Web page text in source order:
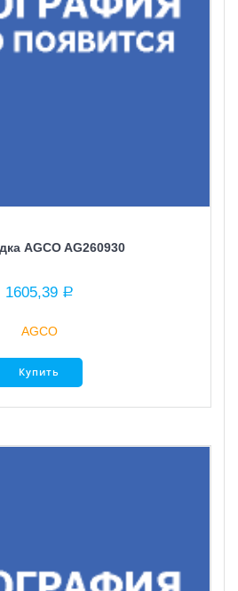
AGCO AG260930
1605,39 Р
AGCO
Купить